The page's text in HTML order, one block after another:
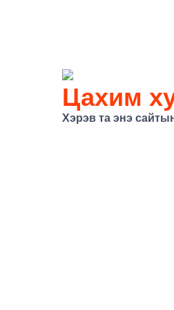
Цахим
Хэрэв та энэ